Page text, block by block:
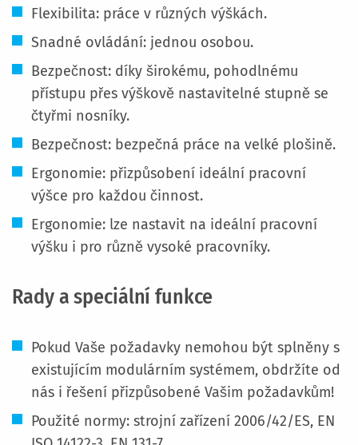
Flexibilita: práce v různých výškách.
Snadné ovládání: jednou osobou.
Bezpečnost: díky širokému, pohodlnému
přístupu přes výškově nastavitelné stupně se
čtyřmi nosníky.
Bezpečnost: bezpečná práce na velké plošině.
Ergonomie: přizpůsobení ideální pracovní
výšce pro každou činnost.
Ergonomie: lze nastavit na ideální pracovní
výšku i pro různě vysoké pracovníky.
Rady a speciální funkce
Pokud Vaše požadavky nemohou být splněny s
existujícím modulárním systémem, obdržíte od
nás i řešení přizpůsobené Vašim požadavkům!
Použité normy: strojní zařízení 2006/42/ES, EN